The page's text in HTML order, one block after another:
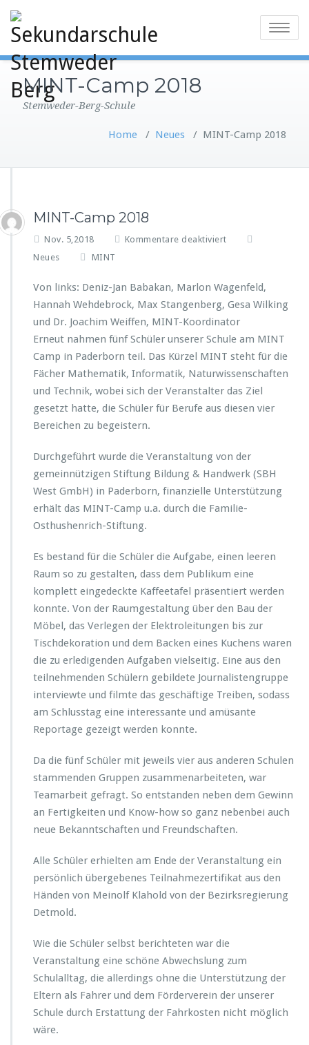
Toggle
MINT-Camp 2018
Stemweder-Berg-Schule
Home / Neues / MINT-Camp 2018
MINT-Camp 2018
Nov. 5,2018 Kommentare deaktiviert
I
N
T
-
a
m
p
2
Neues MINT
Von links: Deniz-Jan Babakan, Marlon Wagenfeld,
Hannah Wehdebrock, Max Stangenberg, Gesa Wilking
und Dr. Joachim Weiffen, MINT-Koordinator
Erneut nahmen fünf Schüler unserer Schule am MINT
Camp in Paderborn teil. Das Kürzel MINT steht für die
Fächer Mathematik, Informatik, Naturwissenschaften
und Technik, wobei sich der Veranstalter das Ziel
gesetzt hatte, die Schüler für Berufe aus diesen vier
Bereichen zu begeistern.
Durchgeführt wurde die Veranstaltung von der
gemeinnützigen Stiftung Bildung & Handwerk (SBH
West GmbH) in Paderborn, finanzielle Unterstützung
erhält das MINT-Camp u.a. durch die Familie-
Osthushenrich-Stiftung.
Es bestand für die Schüler die Aufgabe, einen leeren
Raum so zu gestalten, dass dem Publikum eine
komplett eingedeckte Kaffeetafel präsentiert werden
konnte. Von der Raumgestaltung über den Bau der
Möbel, das Verlegen der Elektroleitungen bis zur
Tischdekoration und dem Backen eines Kuchens waren
die zu erledigenden Aufgaben vielseitig. Eine aus den
teilnehmenden Schülern gebildete Journalistengruppe
interviewte und filmte das geschäftige Treiben, sodass
am Schlusstag eine interessante und amüsante
Reportage gezeigt werden konnte.
Da die fünf Schüler mit jeweils vier aus anderen Schulen
stammenden Gruppen zusammenarbeiteten, war
Teamarbeit gefragt. So entstanden neben dem Gewinn
an Fertigkeiten und Know-how so ganz nebenbei auch
neue Bekanntschaften und Freundschaften.
Alle Schüler erhielten am Ende der Veranstaltung ein
persönlich übergebenes Teilnahmezertifikat aus den
Händen von Meinolf Klahold von der Bezirksregierung
Detmold.
Wie die Schüler selbst berichteten war die
Veranstaltung eine schöne Abwechslung zum
Schulalltag, die allerdings ohne die Unterstützung der
Eltern als Fahrer und dem Förderverein der unserer
Schule durch Erstattung der Fahrkosten nicht möglich
wäre.